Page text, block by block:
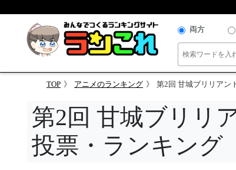
両方
TOP アニメのランキング 第2回 甘城ブリリアン
第2回 甘城ブリリ
投票・ランキング